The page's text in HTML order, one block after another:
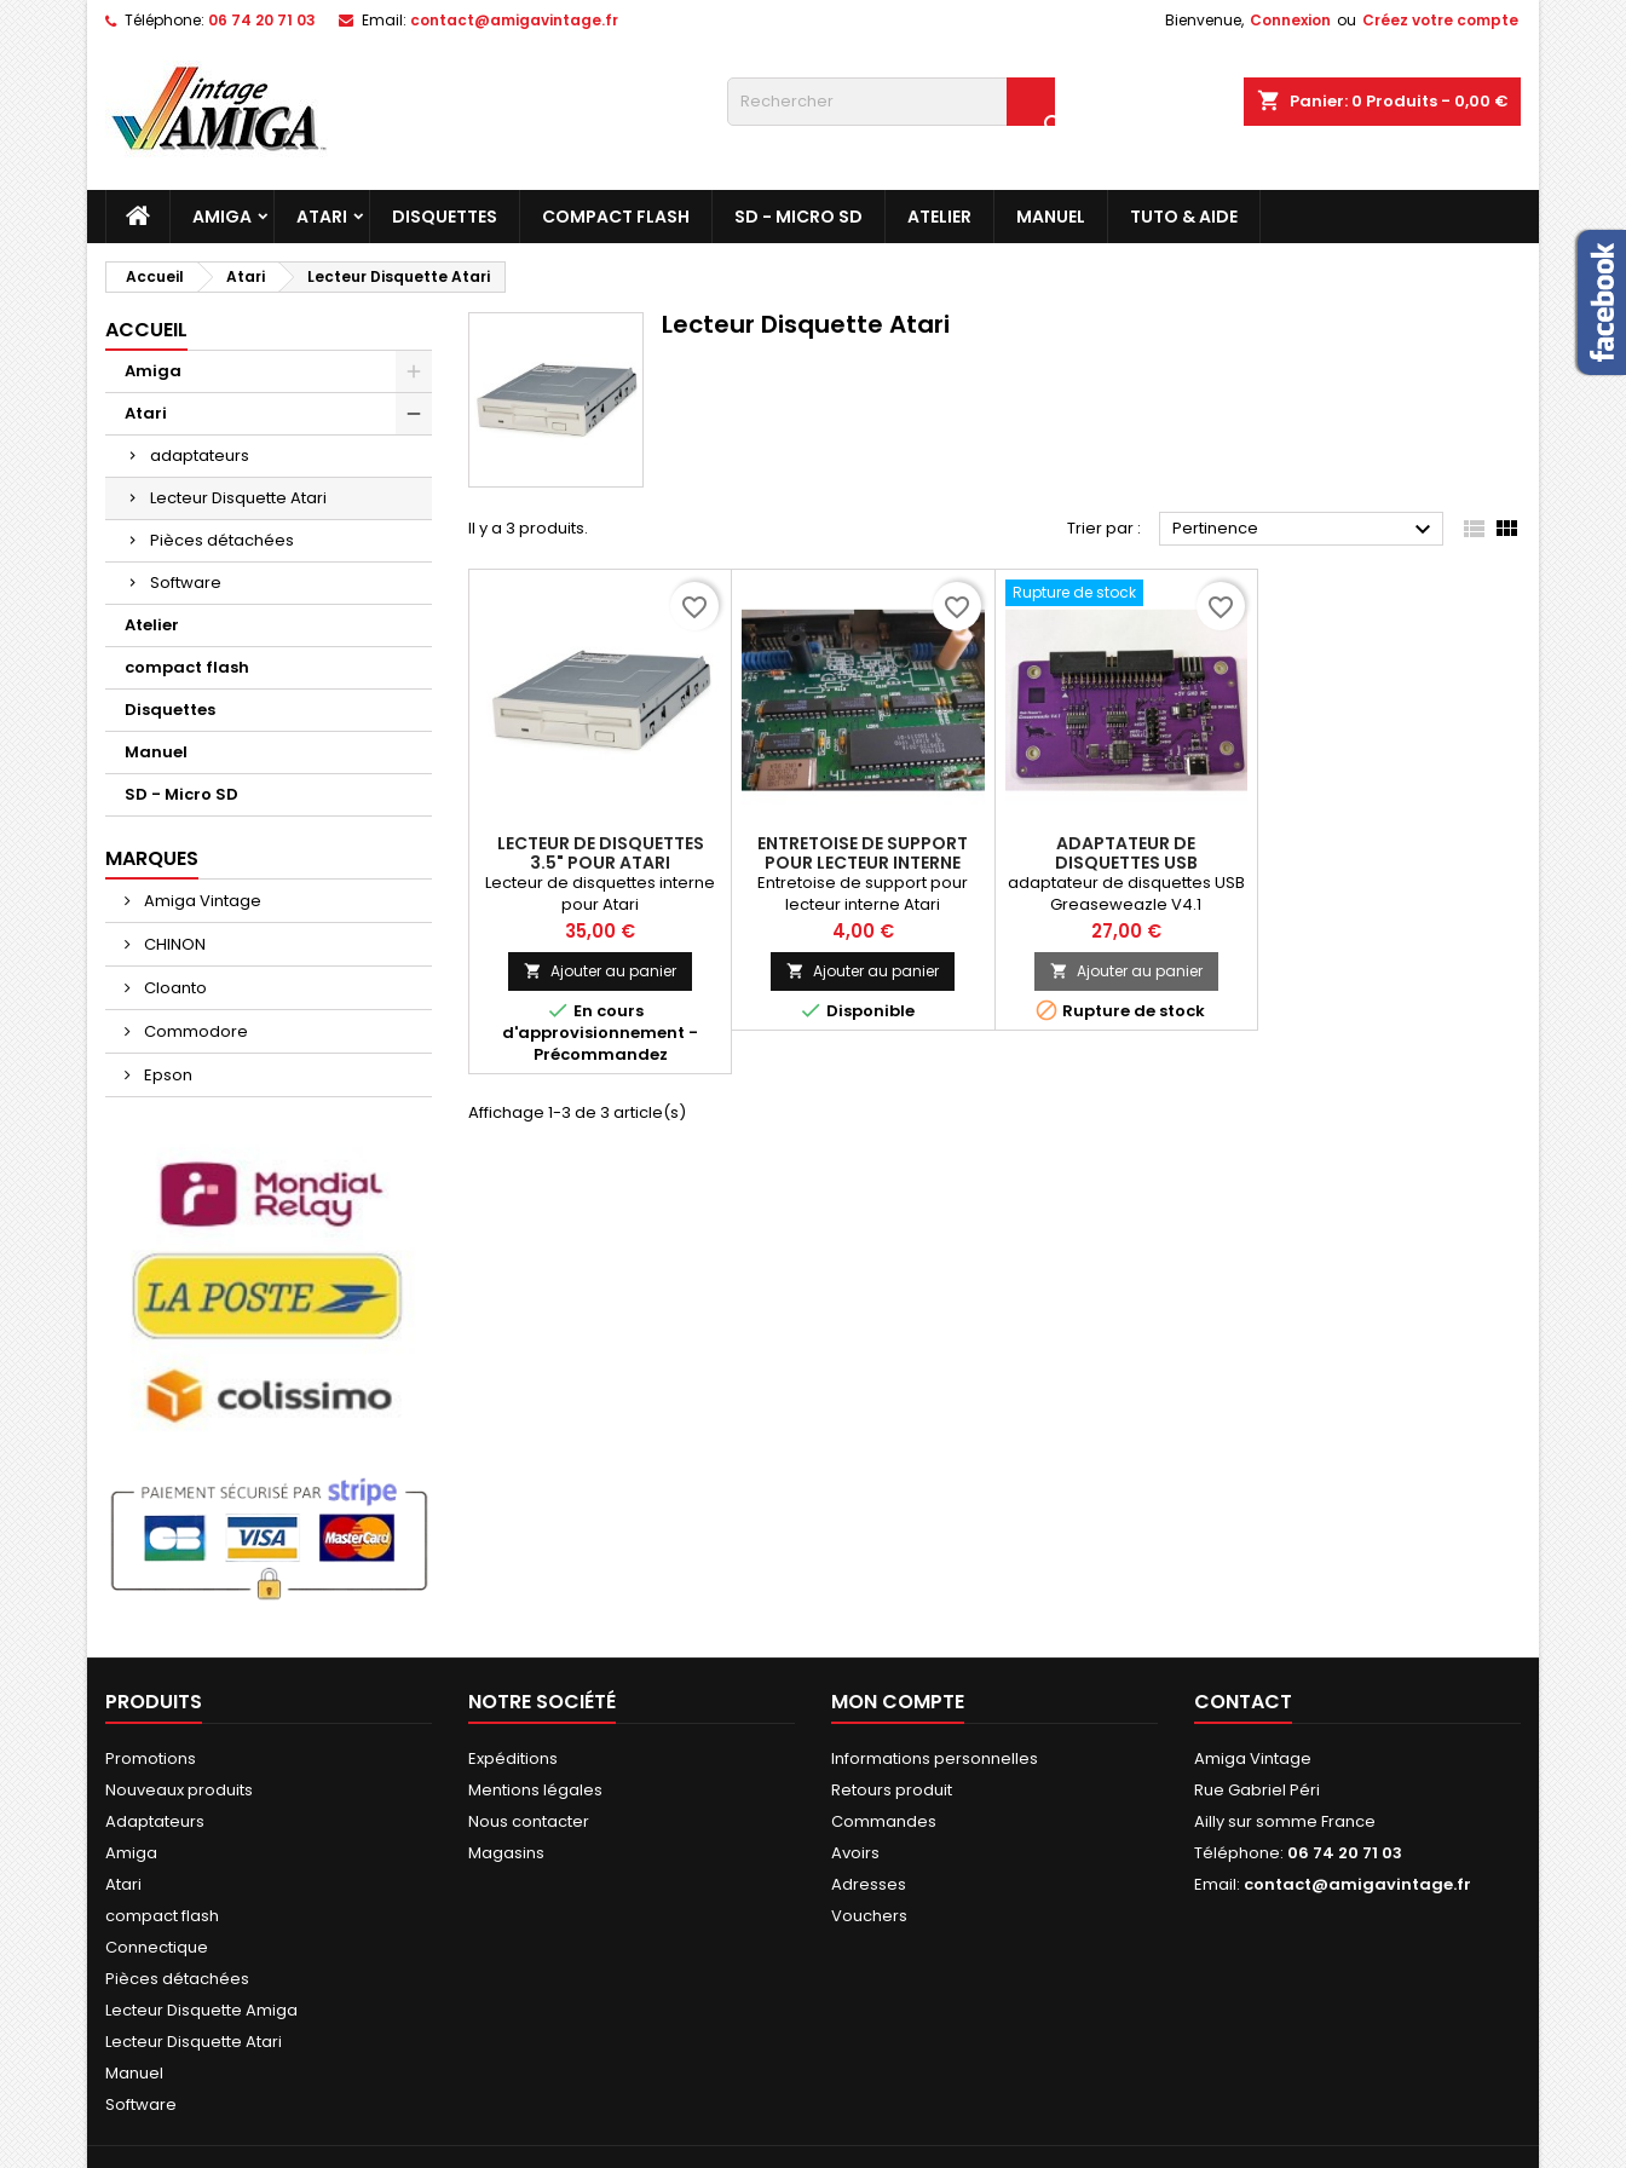
Téléphone: 06 74 20 71 03 Email: contact@amigavintage.fr Bienvenue, Connexion ou Créez votre compte
shopping_cart Panier: 0 Produits - 0,00 €

AMIGA ATARI DISQUETTES COMPACT FLASH SD - MICRO SD ATELIER MANUEL TUTO & AIDE
Accueil Atari Lecteur Disquette Atari
ACCUEIL
Amiga
Atari
adaptateurs
Lecteur Disquette Atari
Pièces détachées
Software
Atelier
compact flash
Disquettes
Manuel
SD - Micro SD
MARQUES
Amiga Vintage
CHINON
Cloanto
Commodore
Epson
Lecteur Disquette Atari
Il y a 3 produits. Trier par : Pertinence   
LECTEUR DE DISQUETTES
3.5" POUR ATARI
Lecteur de disquettes interne
pour Atari
Prix
35,00 €
 Ajouter au panier
 En cours
d'approvisionnement -
Précommandez
favorite_border
ENTRETOISE DE SUPPORT
POUR LECTEUR INTERNE
ATARI STE ET STF (2ND
GÉNÉRATION)
Entretoise de support pour
lecteur interne Atari
Prix
4,00 €
 Ajouter au panier
 Disponible
favorite_border
Rupture de stock
ADAPTATEUR DE
DISQUETTES USB
GREASEWEAZLE V4.1
adaptateur de disquettes USB
Greaseweazle V4.1
Prix
27,00 €
 Ajouter au panier
 Rupture de stock
favorite_border
Affichage 1-3 de 3 article(s)
PRODUITS
Promotions
Nouveaux produits
Adaptateurs
Amiga
Atari
compact flash
Connectique
Pièces détachées
Lecteur Disquette Amiga
Lecteur Disquette Atari
Manuel
Software
NOTRE SOCIÉTÉ
Expéditions
Mentions légales
Nous contacter
Magasins
MON COMPTE
Informations personnelles
Retours produit
Commandes
Avoirs
Adresses
Vouchers
CONTACT
Amiga Vintage
Rue Gabriel Péri
Ailly sur somme France
Téléphone: 06 74 20 71 03
Email: contact@amigavintage.fr